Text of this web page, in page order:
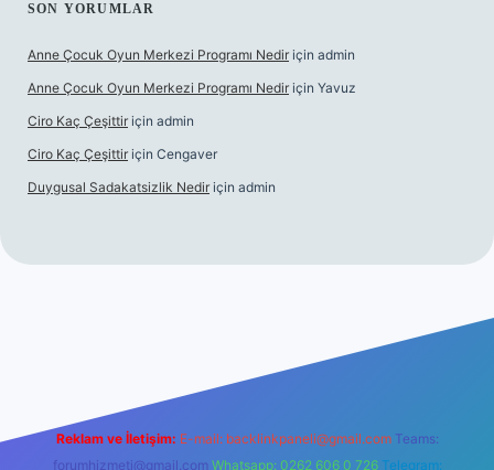
SON YORUMLAR
Anne Çocuk Oyun Merkezi Programı Nedir için admin
Anne Çocuk Oyun Merkezi Programı Nedir için Yavuz
Ciro Kaç Çeşittir için admin
Ciro Kaç Çeşittir için Cengaver
Duygusal Sadakatsizlik Nedir için admin
elexbetgiris.org
Reklam ve İletişim: E-mail: backlinkpaneli@gmail.com Teams:
forumhizmeti@gmail.com Whatsapp: 0262 606 0 726 Telegram: